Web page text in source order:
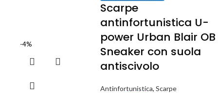
-4%
Scarpe
antinfortunistica U-
power Urban Blair OB
Sneaker con suola
antiscivolo
Antinfortunistica, Scarpe